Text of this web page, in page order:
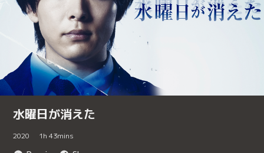
水曜日が消えた
2020 1h 43mins